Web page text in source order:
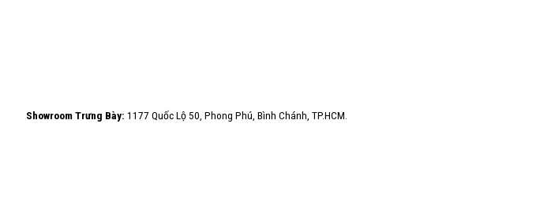
Showroom Trưng Bày: 1177 Quốc Lộ 50, Phong Phú, Bình Chánh, TP.HCM.